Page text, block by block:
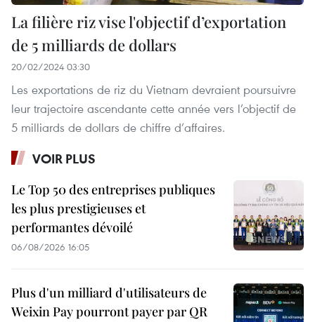
La filière riz vise l'objectif d’exportation
de 5 milliards de dollars
20/02/2024 03:30
Les exportations de riz du Vietnam devraient poursuivre
leur trajectoire ascendante cette année vers l’objectif de
5 milliards de dollars de chiffre d’affaires.
VOIR PLUS
Le Top 50 des entreprises publiques
les plus prestigieuses et
performantes dévoilé
06/08/2026 16:05
Plus d'un milliard d'utilisateurs de
Weixin Pay pourront payer par QR